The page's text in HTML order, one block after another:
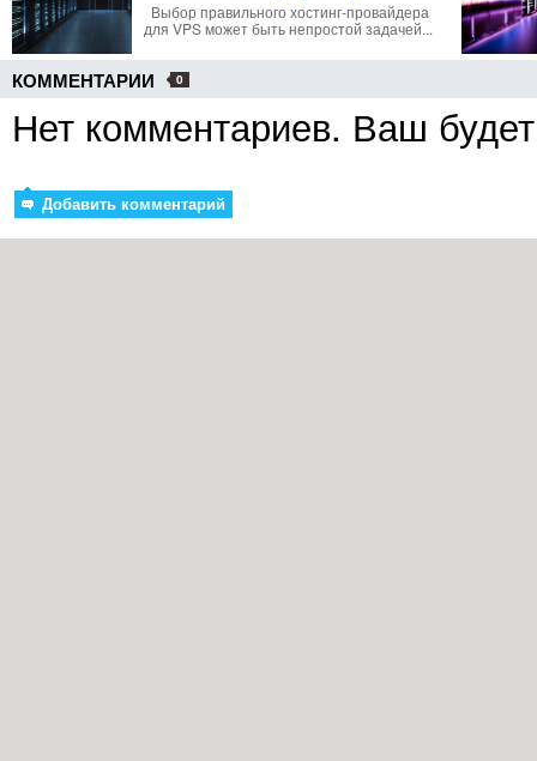
Выбор правильного хостинг-провайдера
для VPS может быть непростой задачей...
0
КОММЕНТАРИИ
Нет комментариев. Ваш
Добавить комментарий